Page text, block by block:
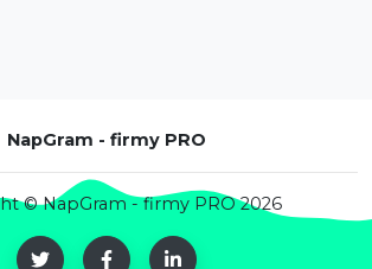
NapGram - firmy PRO
© NapGram - firmy PRO 2026